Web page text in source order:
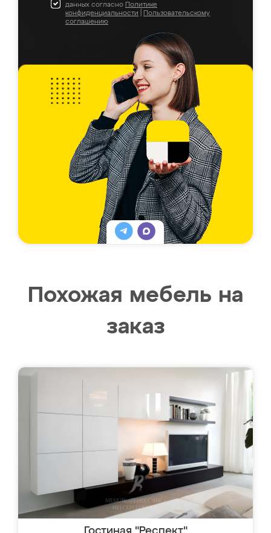
данных согласно Политике
конфиденциальности
Пользовательскому
соглашению
Похожая мебель на
заказ